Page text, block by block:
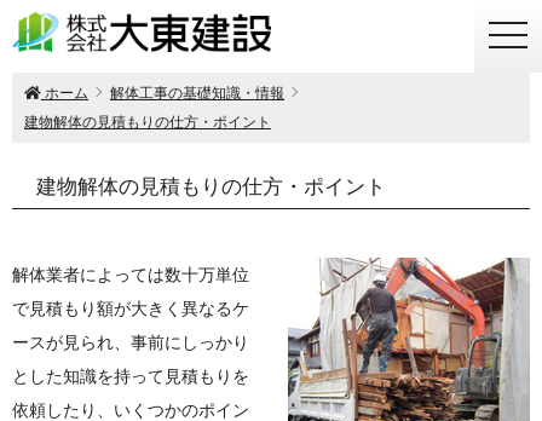
ホーム
解体工事の基礎知識・情報
建物解体の見積もりの仕方・ポイント
建物解体の見積もりの仕方・ポイント
解体業者によっては数十万単位
で見積もり額が大きく異なるケ
ースが見られ、事前にしっかり
とした知識を持って見積もりを
依頼したり、いくつかのポイン